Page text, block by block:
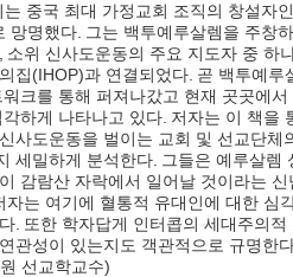
중국 최대 가정교회 조직의 창설자
망명했다 그는 백투예루살렘을 주창
소위 신사도운동의 주요 지도자 중 하
집(IHOP)과 연결되었다 곧 백투예루
크를 통해 퍼져나갔고 현재 곳곳에서
하게 나타나고 있다 저자는 이 책을
사도운동을 벌이는 교회 및 선교단체
세밀하게 분석한다 그들은 예루살렘
감람산 자락에서 일어날 것이라는 신
자는 여기에 혈통적 유대인에 대한 심
또한 학자답게 인터콥의 세대주의적
관성이 있는지도 객관적으로 규명한
선교학교수)